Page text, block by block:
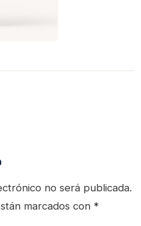
no será publicada.
marcados con *